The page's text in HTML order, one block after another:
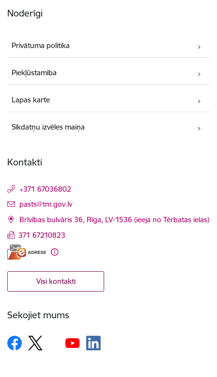
Noderīgi
Privātuma politika
Piekļūstamība
Lapas karte
Sīkdatņu izvēles maiņa
Kontakti
+371 67036802
E-pasts:
pasts@tm.gov.lv
Brīvības bulvāris 36, Rīga, LV-1536 (ieeja no Tērbatas ielas)
371 67210823
Visi kontakti
Sekojiet mums